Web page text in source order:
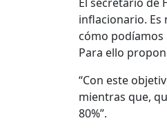
inflacionario. Es
cómo podíamos
Para ello
“Con este
mientras que,
80%”.